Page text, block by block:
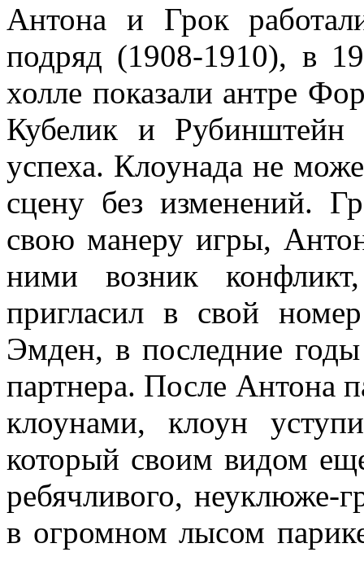
Антона и Грок
подряд (1908-1910), в
холле показали антре
Кубелик и
успеха. Клоунада не
сцену без изменений.
свою манеру игры,
ними возник
пригласил в свой
Эмден, в последние
партнера. После Антона
клоунами, клоун
который своим видом
ребячливого, неуклюже-
в огромном лысом